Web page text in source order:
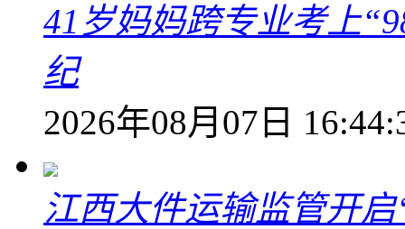
41岁妈妈跨专业考上
纪
2026年08月07日
江西大件运输监管开